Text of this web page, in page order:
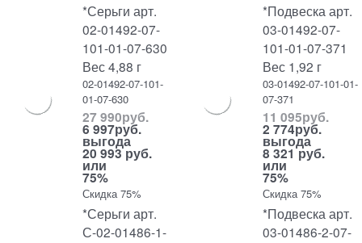
*Серьги арт.
02-01492-07-
101-01-07-630
Вес 4,88 г
02-01492-07-101-
01-07-630
27 990руб.
6 997руб.
выгода
20 993 руб.
или
75%
Скидка 75%
*Подвеска арт.
03-01492-07-
101-01-07-371
Вес 1,92 г
03-01492-07-101-01-
07-371
11 095руб.
2 774руб.
выгода
8 321 руб.
или
75%
Скидка 75%
*Серьги арт.
С-02-01486-1-
*Подвеска арт.
03-01486-2-07-